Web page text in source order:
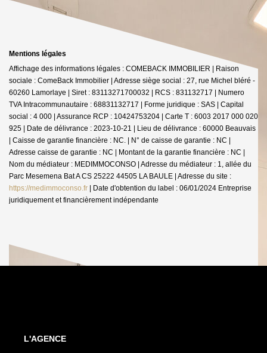
Mentions légales
Affichage des informations légales : COMEBACK IMMOBILIER | Raison
sociale : ComeBack Immobilier | Adresse siège social : 27, rue Michel bléré -
60260 Lamorlaye | Siret : 83113271700032 | RCS : 831132717 | Numero
TVA Intracommunautaire : 68831132717 | Forme juridique : SAS | Capital
social : 4 000 | Assurance RCP : 10424753204 | Carte T : 6003 2017 000 020
925 | Date de délivrance : 2023-10-21 | Lieu de délivrance : 60000 Beauvais
| Caisse de garantie financière : NC. | N° de caisse de garantie : NC |
Adresse caisse de garantie : NC | Montant de la garantie financière : NC |
Nom du médiateur : MEDIMMOCONSO | Adresse du médiateur : 1, allée du
Parc Mesemena Bat A CS 25222 44505 LA BAULE | Adresse du site :
https://medimmoconso.fr | Date d'obtention du label : 06/01/2024 Entreprise
juridiquement et financièrement indépendante
L'AGENCE